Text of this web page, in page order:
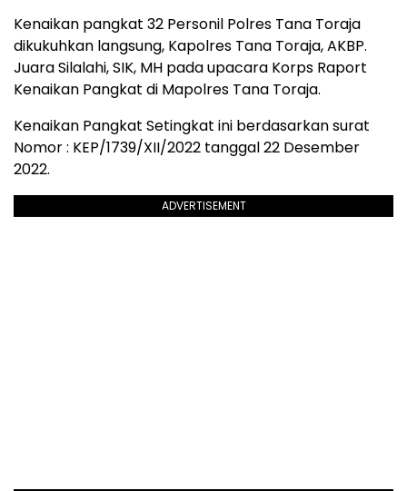
Kenaikan pangkat 32 Personil Polres Tana Toraja
dikukuhkan langsung, Kapolres Tana Toraja, AKBP.
Juara Silalahi, SIK, MH pada upacara Korps Raport
Kenaikan Pangkat di Mapolres Tana Toraja.
Kenaikan Pangkat Setingkat ini berdasarkan surat
Nomor : KEP/1739/XII/2022 tanggal 22 Desember
2022.
ADVERTISEMENT